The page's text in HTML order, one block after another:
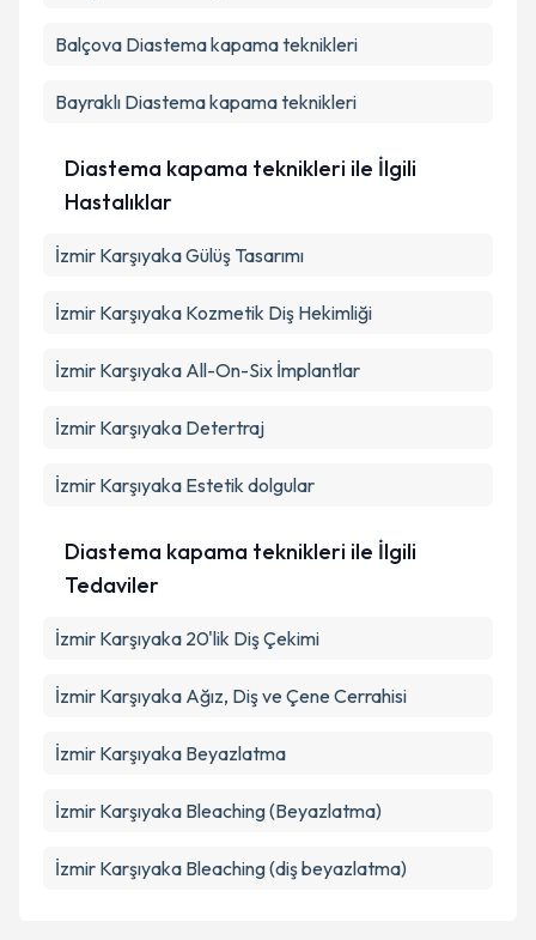
Balçova Diastema kapama teknikleri
Bayraklı Diastema kapama teknikleri
Diastema kapama teknikleri ile İlgili
Hastalıklar
İzmir Karşıyaka Gülüş Tasarımı
İzmir Karşıyaka Kozmetik Diş Hekimliği
İzmir Karşıyaka All-On-Six İmplantlar
İzmir Karşıyaka Detertraj
İzmir Karşıyaka Estetik dolgular
Diastema kapama teknikleri ile İlgili
Tedaviler
İzmir Karşıyaka 20'lik Diş Çekimi
İzmir Karşıyaka Ağız, Diş ve Çene Cerrahisi
İzmir Karşıyaka Beyazlatma
İzmir Karşıyaka Bleaching (Beyazlatma)
İzmir Karşıyaka Bleaching (diş beyazlatma)